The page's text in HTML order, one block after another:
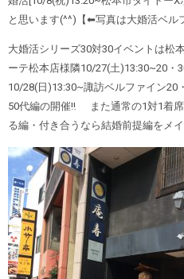
と思います(^^)【⬅︎写真は大婚活ベル
大婚活シリーズ30対30イベントは松
ーテ松本店様隣10/27(土)13:30~20・
10/28(日)13:30~諏訪ベルファイン20
50代編の開催‼︎ また通常の1対1着
る編・付き合うなら結婚前提編をメ